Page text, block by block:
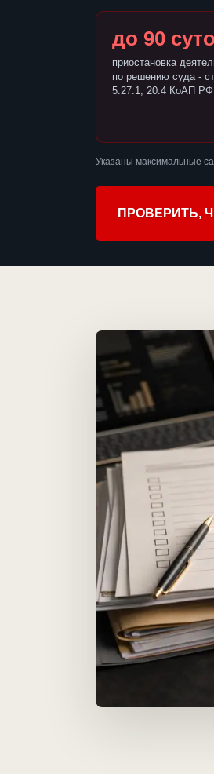
до 90
приостановка
по решению суда -
5.27.1, 20.4 КоАП РФ
Указаны максимальные
ПРОВЕРИТЬ,